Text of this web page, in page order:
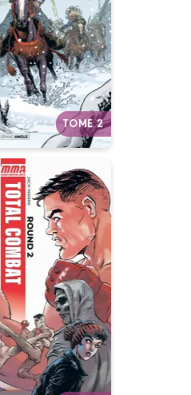
TOME 2
pouvoir des
le Japon
tomes
02/2
de parution :
le combat, la
vie !
tomes